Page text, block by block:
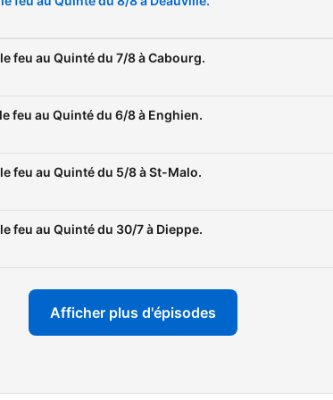
(https://equid.la/3zV064t) |
(https://equid.la/3Otw1NC) |
(https://equid.la/3QH0Iko)
ausha.co/fr/politique-de-
feu au Quinté du 7/8 à Cabourg.
feu au Quinté du 6/8 à Enghien.
feu au Quinté du 5/8 à St-Malo.
feu au Quinté du 30/7 à Dieppe.
Afficher plus d'épisodes